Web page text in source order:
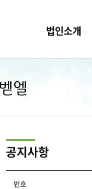
법인소개
공지사항
번호